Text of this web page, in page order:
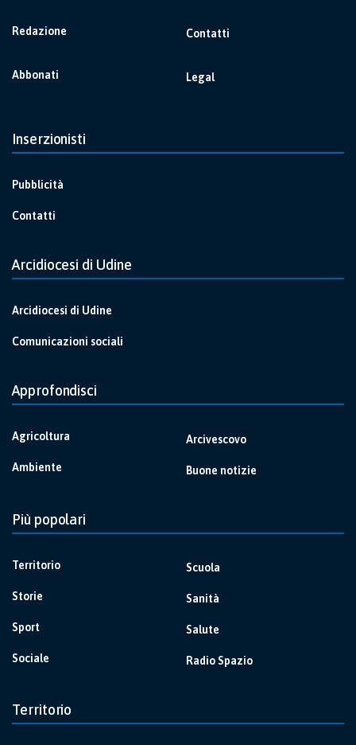
Redazione
Abbonati
Contatti
Legal
Inserzionisti
Pubblicità
Contatti
Arcidiocesi di Udine
Arcidiocesi di Udine
Comunicazioni sociali
Approfondisci
Agricoltura
Ambiente
Arcivescovo
Buone notizie
Più popolari
Territorio
Storie
Sport
Sociale
Scuola
Sanità
Salute
Radio Spazio
Territorio